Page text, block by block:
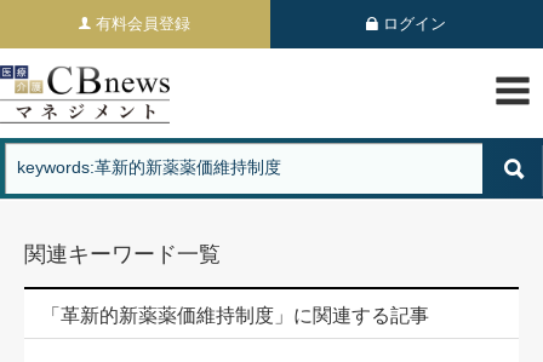
有料会員登録 ログイン
関連キーワード一覧
「革新的新薬薬価維持制度」に関連する記事